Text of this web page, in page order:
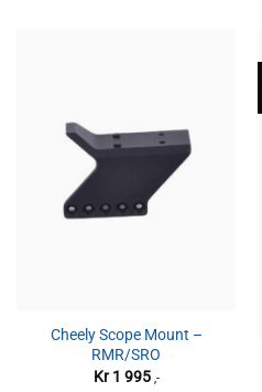
Cheely Scope Mount –
RMR/SRO
Kr1 995 ,-